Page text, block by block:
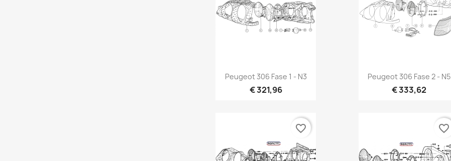
Vista rápida
Peugeot 306 Fase 1 - N3
€ 321,96
Vista rápida
Peugeot 306 Fase 2 - N5
€ 333,62
favorite_border favorite_border